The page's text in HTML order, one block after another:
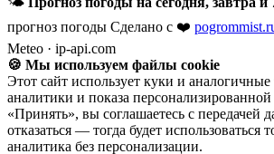
прогноз погоды Сделано с ❤️
Meteo · ip-api.com
🍪 Мы используем файлы cookie
Этот сайт использует куки и
аналитики и показа
«Принять», вы соглашаетесь с
отказаться — тогда будет использоваться
аналитика без персонализации.